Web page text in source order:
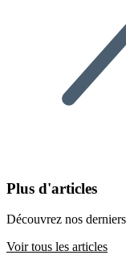
Plus d'articles
Découvrez nos
Voir tous les articles